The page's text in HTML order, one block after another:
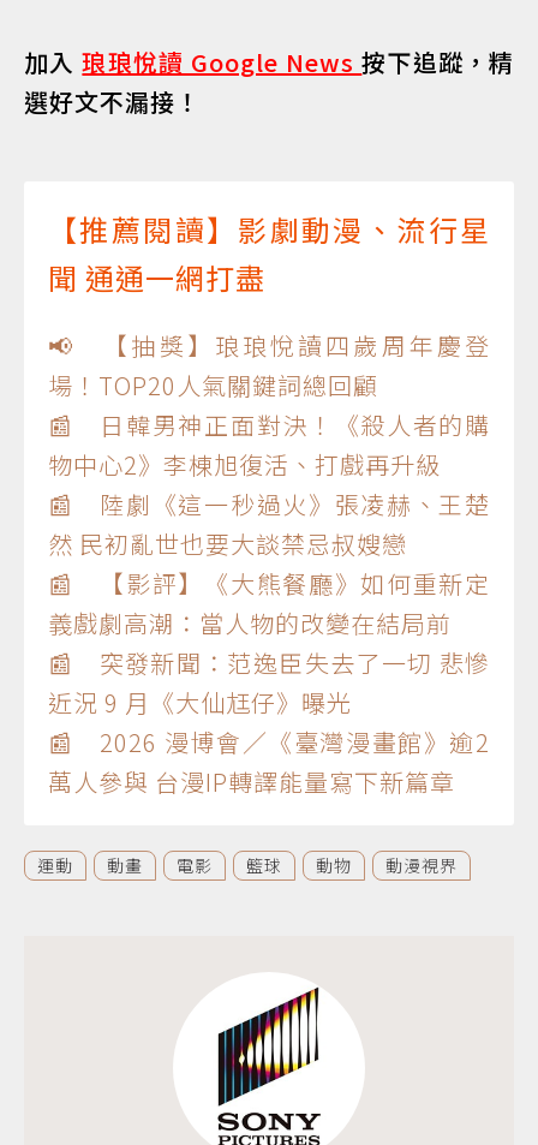
加入琅琅悅讀 Google News按下追蹤，精
選好文不漏接！
【推薦閱讀】影劇動漫、流行星
聞 通通一網打盡
📢 【抽獎】琅琅悅讀四歲周年慶登
場！TOP20人氣關鍵詞總回顧
📰 日韓男神正面對決！《殺人者的購
物中心2》李棟旭復活、打戲再升級
📰 陸劇《這一秒過火》張凌赫、王楚
然 民初亂世也要大談禁忌叔嫂戀
📰 【影評】《大熊餐廳》如何重新定
義戲劇高潮：當人物的改變在結局前
📰 突發新聞：范逸臣失去了一切 悲慘
近況 9 月《大仙尪仔》曝光
📰 2026 漫博會／《臺灣漫畫館》逾2
萬人參與 台漫IP轉譯能量寫下新篇章
運動 動畫 電影 籃球 動物 動漫視界